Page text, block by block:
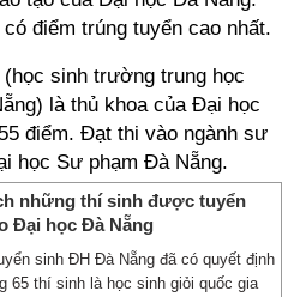
điểm trúng tuyển cao nhất.
sinh trường trung học
là thủ khoa của Đại học
điểm. Đạt thi vào ngành sư
học Sư phạm Đà Nẵng.
những thí sinh được tuyển
Đại học Đà Nẵng
sinh ĐH Đà Nẵng đã có quyết định
65 thí sinh là học sinh giỏi quốc gia